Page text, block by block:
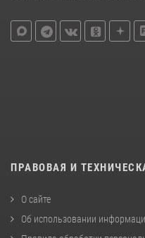
ПРАВОВАЯ И
О сайте
Об использовании